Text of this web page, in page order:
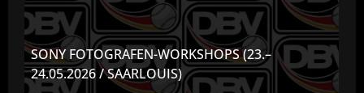
SONY FOTOGRAFEN-WORKSHOPS (23.–
24.05.2026 / SAARLOUIS)